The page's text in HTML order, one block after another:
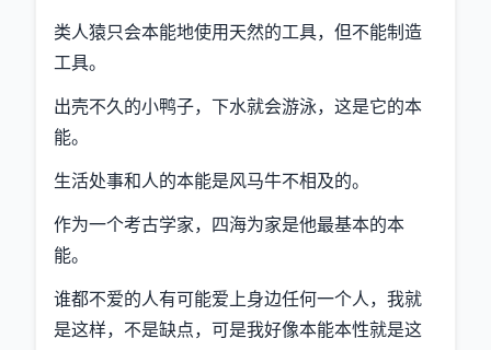
类人猿只会本能地使用天然的工具，但不能制造
工具。
出壳不久的小鸭子，下水就会游泳，这是它的本
能。
生活处事和人的本能是风马牛不相及的。
作为一个考古学家，四海为家是他最基本的本
能。
谁都不爱的人有可能爱上身边任何一个人，我就
是这样，不是缺点，可是我好像本能本性就是这